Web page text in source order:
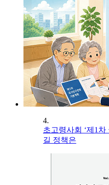
4.
초고령사회 ‘제1
길 정책은